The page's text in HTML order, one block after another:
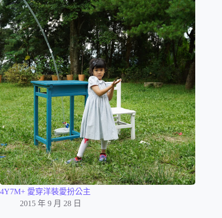
4Y7M+ 愛穿洋裝愛扮公主
2015 年 9 月 28 日